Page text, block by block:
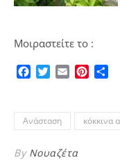
Μοιραστείτε το :
Facebook
TwitterEmail
Ανάσταση κόκκινα
By Νουαζέτα